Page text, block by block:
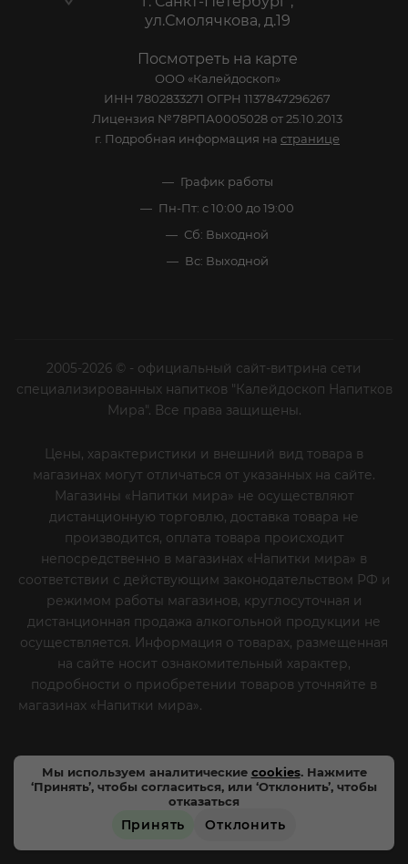
Мы используем аналитические cookies. Нажмите
‘Принять’, чтобы согласиться, или ‘Отклонить’, чтобы
отказаться
Принять Отклонить
ул.Смолячкова, д.19
Посмотреть на карте
ООО «Калейдоскоп»
ИНН 7802833271 ОГРН 1137847296267
Лицензия №78РПА0005028 от 25.10.2013
г. Подробная информация на странице
График работы
Пн-Пт: с 10:00 до 19:00
Сб: Выходной
Вс: Выходной
2005-2026 © - официальный сайт-витрина сети
специализированных напитков "Калейдоскоп Напитков
Мира". Все права защищены.
Цены, характеристики и внешний вид товара в
магазинах могут отличаться от указанных на сайте.
Магазины «Напитки мира» не осуществляют
дистанционную торговлю, доставка товара не
производится, оплата товара происходит
непосредственно в магазинах «Напитки мира» в
соответствии с действующим законодательством РФ и
режимом работы магазинов, круглосуточная и
дистанционная продажа алкогольной продукции не
осуществляется. Информация о товарах, размещенная
на сайте носит ознакомительный характер,
подробности о приобретении товаров уточняйте в
магазинах «Напитки мира».